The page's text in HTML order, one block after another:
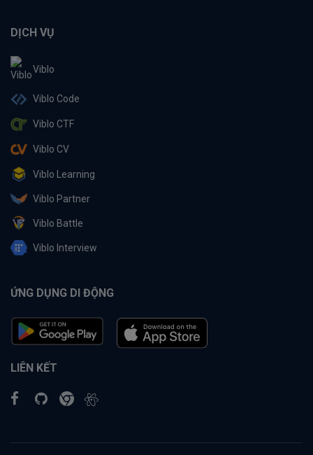
DỊCH VỤ
Viblo
Viblo Code
Viblo CTF
Viblo CV
Viblo Learning
Viblo Partner
Viblo Battle
Viblo Interview
ỨNG DỤNG DI ĐỘNG
LIÊN KẾT